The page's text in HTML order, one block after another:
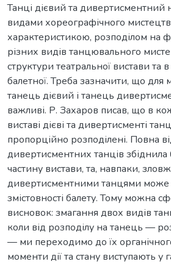
Танці дієвий та
видами хореографічного
характеристикою, розподілом на
різних видів танцювального
структури театральної вистави та
балетної. Треба зазначити, що для
танець дієвий і танець
важливі. Р. Захаров писав, що в
виставі дієві та дивертисменті
пропорційно розподілені. Повна
дивертисментних танців
частину вистави, та, навпаки,
дивертисментними танцями може
змістовності балету. Тому можна
висновок: змагання двох видів
коли від розподілу на танець —
— ми переходимо до їх
моменти дії та стану виступають у